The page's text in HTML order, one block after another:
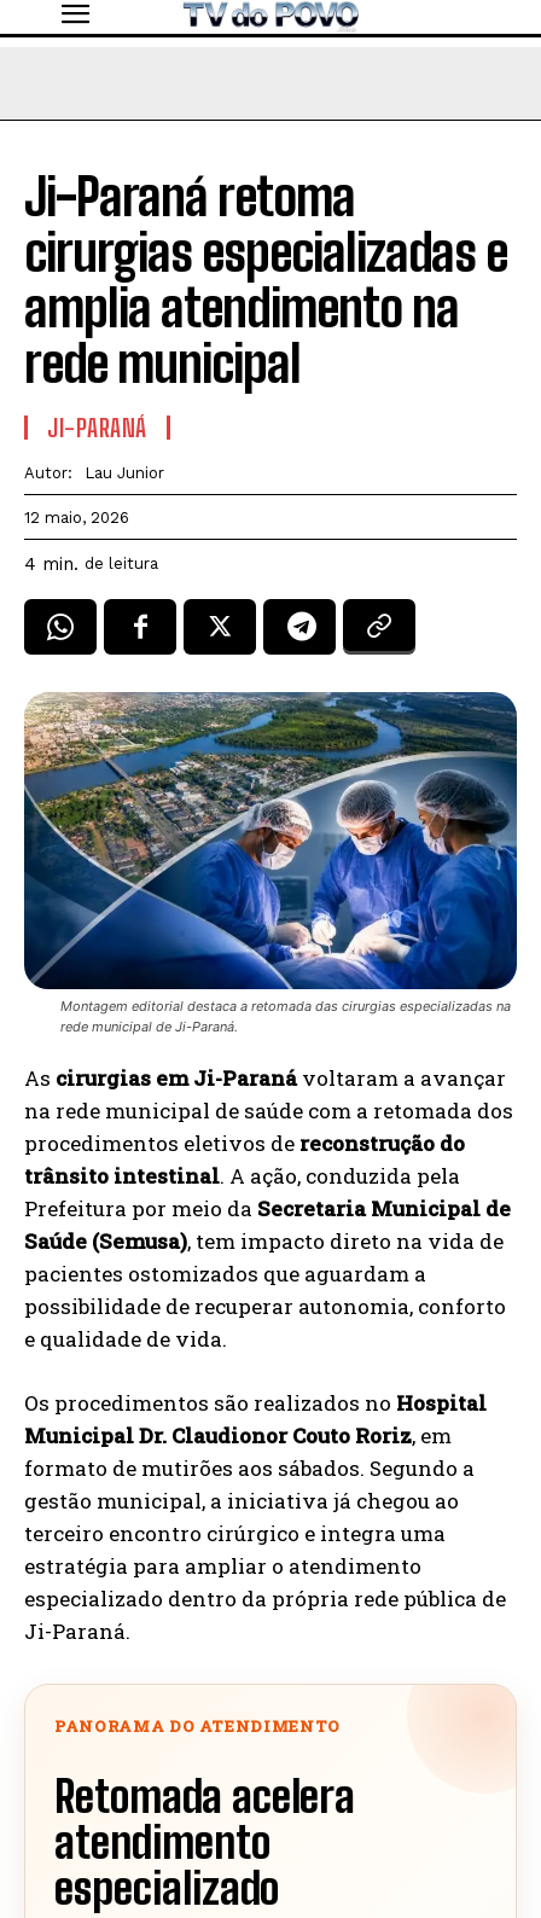
Ji-Paraná retoma
cirurgias especializadas e
amplia atendimento na
rede municipal
JI-PARANÁ
Autor: Lau Junior
12 maio, 2026
4 min. de leitura
Montagem editorial destaca a retomada das cirurgias especializadas na
rede municipal de Ji-Paraná.
As cirurgias em Ji-Paranávoltaram a avançar
na rede municipal de saúde com a retomada dos
procedimentos eletivos de reconstrução do
trânsito intestinal. A ação, conduzida pela
Prefeitura por meio da Secretaria Municipal de
Saúde (Semusa), tem impacto direto na vida de
pacientes ostomizados que aguardam a
possibilidade de recuperar autonomia, conforto
e qualidade de vida.
Os procedimentos são realizados no Hospital
Municipal Dr. Claudionor Couto Roriz, em
formato de mutirões aos sábados. Segundo a
gestão municipal, a iniciativa já chegou ao
terceiro encontro cirúrgico e integra uma
estratégia para ampliar o atendimento
especializado dentro da própria rede pública de
Ji-Paraná.
PANORAMA DO ATENDIMENTO
Retomada acelera
atendimento
especializado